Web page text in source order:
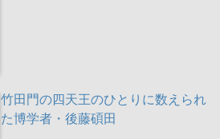
竹田門の四天王のひとりに数えられ
た博学者・後藤碩田